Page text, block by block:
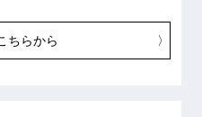
ちらから